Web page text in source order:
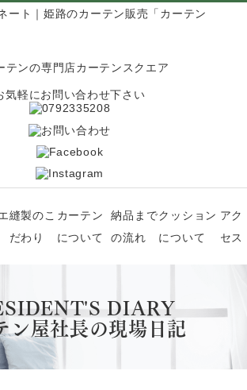
ート｜姫路のカーテン販売「カーテン
気軽にお問い合わせ下さい
縫製のこ
だわり
カーテン
について
納品まで
の流れ
クッション
について
アク
セス
DIARY
ン屋社長の現場日記